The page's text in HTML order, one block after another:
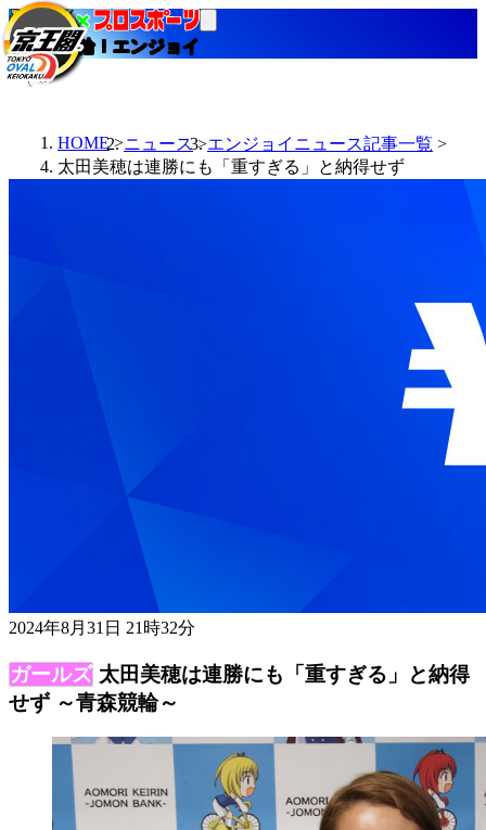
当たる競輪！エンジョイ
HOME ニュース
エンジョイニュース記事一覧
太田美穂は連勝にも「重すぎる」と納得せず
2024年8月31日 21時32分
太田美穂は連勝にも「重すぎる」と納得
せず ～青森競輪～